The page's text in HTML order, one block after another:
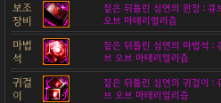
보조
장비
짙은 뒤틀린 심연의 완장 : 큐
오브 마테리얼리즘
마법
석
짙은 뒤틀린 심연의 마법석 :
브 오브 마테리얼리즘
귀걸
이
짙은 뒤틀린 심연의 귀걸이 :
브 오브 마테리얼리즘